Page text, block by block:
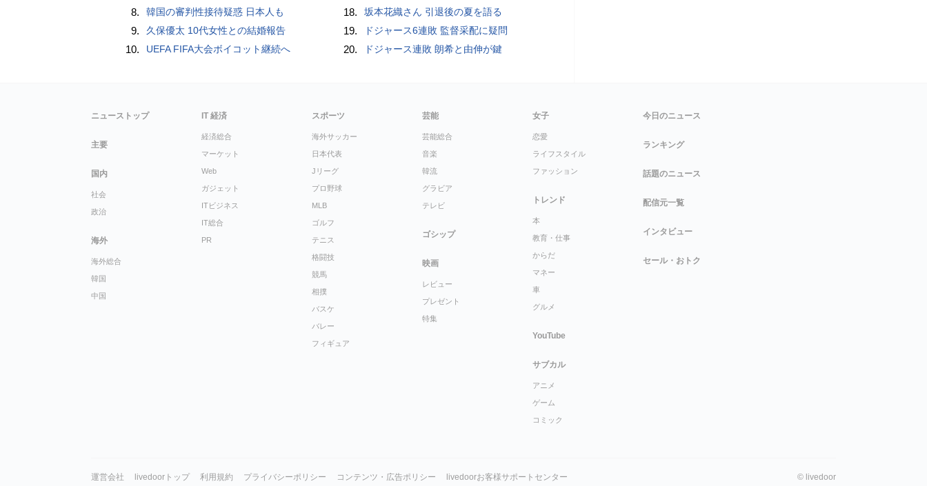
8. 韓国の審判性接待疑惑 日本人も
9. 久保優太 10代女性との結婚報告
10. UEFA FIFA大会ボイコット継続へ
18. 坂本花織さん 引退後の夏を語る
19. ドジャース6連敗 監督采配に疑問
20. ドジャース連敗 朗希と由伸が鍵
ニューストップ
主要
国内
社会
政治
海外
海外総合
韓国
中国
IT 経済
経済総合
マーケット
Web
ガジェット
ITビジネス
IT総合
PR
スポーツ
海外サッカー
日本代表
Jリーグ
プロ野球
MLB
ゴルフ
テニス
格闘技
競馬
相撲
バスケ
バレー
フィギュア
芸能
芸能総合
音楽
韓流
グラビア
テレビ
ゴシップ
映画
レビュー
プレゼント
特集
女子
恋愛
ライフスタイル
ファッション
トレンド
本
教育・仕事
からだ
マネー
車
グルメ
YouTube
サブカル
アニメ
ゲーム
コミック
今日のニュース
ランキング
話題のニュース
配信元一覧
インタビュー
セール・おトク
運営会社 livedoorトップ 利用規約 プライバシーポリシー コンテンツ・広告ポリシー livedoorお客様サポートセンター © livedoor